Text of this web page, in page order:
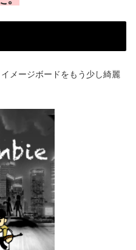
メージボードをもう少し綺麗